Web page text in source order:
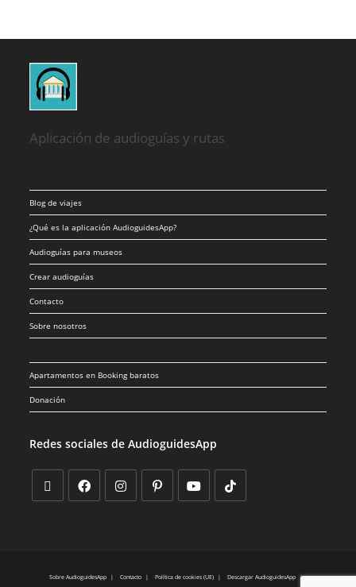
Aplicación de audioguías y rutas
Blog de viajes
¿Qué es la aplicación AudioguidesApp?
Audioguías para museos
Crear audioguías
Contacto
Sobre nosotros
Apartamentos en Booking baratos
Donación
Redes sociales de AudioguidesApp
Sobre AudioguidesApp Contacto Política de cookies (UE) Descargar AudioguidesApp